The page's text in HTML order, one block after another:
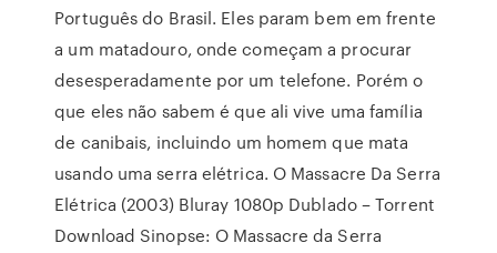
Português do Brasil. Eles param bem em frente
a um matadouro, onde começam a procurar
desesperadamente por um telefone. Porém o
que eles não sabem é que ali vive uma família
de canibais, incluindo um homem que mata
usando uma serra elétrica. O Massacre Da Serra
Elétrica (2003) Bluray 1080p Dublado – Torrent
Download Sinopse: O Massacre da Serra